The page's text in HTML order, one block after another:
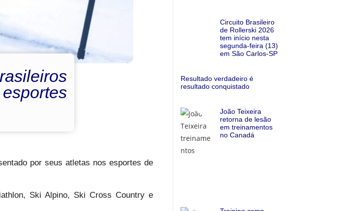
por seus atletas nos esportes de
Ski Alpino, Ski Cross Country e
Circuito Brasileiro
de Rollerski 2026
tem início nesta
segunda-feira (13)
em São Carlos-SP
Resultado verdadeiro é
resultado conquistado
João Teixeira
retorna de lesão
em treinamentos
no Canadá